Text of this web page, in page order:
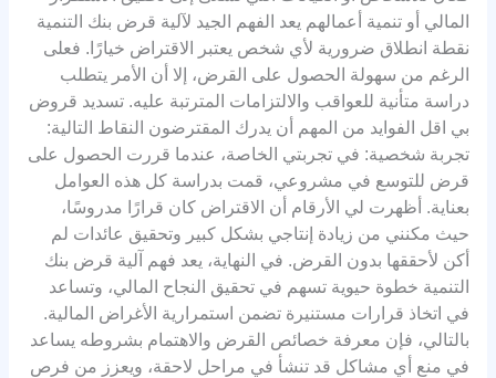
المالي أو تنمية أعمالهم يعد الفهم الجيد لآلية قرض بنك التنمية
نقطة انطلاق ضرورية لأي شخص يعتبر الاقتراض خيارًا. فعلى
الرغم من سهولة الحصول على القرض، إلا أن الأمر يتطلب
دراسة متأنية للعواقب والالتزامات المترتبة عليه. تسديد قروض
بي اقل الفوايد من المهم أن يدرك المقترضون النقاط التالية:
تجربة شخصية: في تجربتي الخاصة، عندما قررت الحصول على
قرض للتوسع في مشروعي، قمت بدراسة كل هذه العوامل
بعناية. أظهرت لي الأرقام أن الاقتراض كان قرارًا مدروسًا،
حيث مكنني من زيادة إنتاجي بشكل كبير وتحقيق عائدات لم
أكن لأحققها بدون القرض. في النهاية، يعد فهم آلية قرض بنك
التنمية خطوة حيوية تسهم في تحقيق النجاح المالي، وتساعد
في اتخاذ قرارات مستنيرة تضمن استمرارية الأغراض المالية.
بالتالي، فإن معرفة خصائص القرض والاهتمام بشروطه يساعد
في منع أي مشاكل قد تنشأ في مراحل لاحقة، ويعزز من فرص